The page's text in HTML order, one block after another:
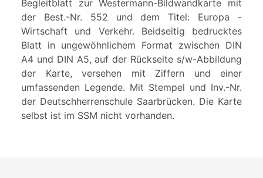
Begleitblatt zur Westermann-Bildwandkarte mit
der Best.-Nr. 552 und dem Titel: Europa -
Wirtschaft und Verkehr. Beidseitig bedrucktes
Blatt in ungewöhnlichem Format zwischen DIN
A4 und DIN A5, auf der Rückseite s/w-Abbildung
der Karte, versehen mit Ziffern und einer
umfassenden Legende. Mit Stempel und Inv.-Nr.
der Deutschherrenschule Saarbrücken. Die Karte
selbst ist im SSM nicht vorhanden.